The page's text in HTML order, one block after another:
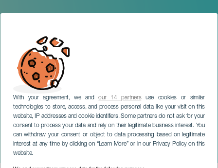
With your agreement, we andour 14 partnersuse cookies or similar
technologies to store, access, and process personal data like your visit on this
website, IP addresses and cookie identifiers. Some partners do not ask for your
consent to process your data and rely on their legitimate business interest. You
can withdraw your consent or object to data processing based on legitimate
interest at any time by clicking on “Learn More” or in our Privacy Policy on this
website.
Juan Martínez mester, aki ott
volt
TENERIFE